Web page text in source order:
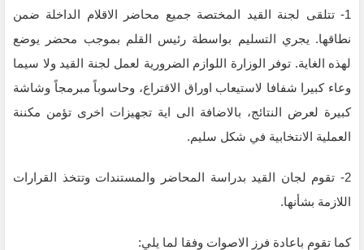
1- تتلقى لجنة القيد المختصة جميع محاضر الاقلام الداخلة ضمن
نطاقها. يجري التسليم بواسطة رئيس القلم بموجب محضر يوضع
لهذه الغاية. توفر الوزارة اللوازم الضرورية لعمل لجنة القيد ولا سيما
وعاء كبيرا شفافا لاستيعاب اوراق الاقتراع، وحاسوباً مبرمجاً وشاشة
كبيرة لعرض النتائج، بالاضافة الى اية تجهيزات اخرى تؤمن مكننة
العملية الانتخابية في شكل سليم.
2- تقوم لجان القيد بدراسة المحاضر والمستندات وتتخذ القرارات
اللازمة بشأنها.
كما تقوم باعادة فرز الاصوات وفقا لما يلي: